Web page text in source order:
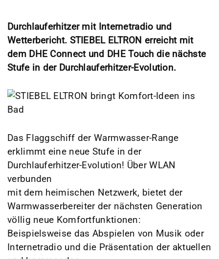
Durchlauferhitzer mit Internetradio und
Wetterbericht. STIEBEL ELTRON erreicht mit
dem DHE Connect und DHE Touch die nächste
Stufe in der Durchlauferhitzer-Evolution.
Das Flaggschiff der Warmwasser-Range
erklimmt eine neue Stufe in der
Durchlauferhitzer-Evolution! Über WLAN
verbunden
mit dem heimischen Netzwerk, bietet der
Warmwasserbereiter der nächsten Generation
völlig neue Komfortfunktionen:
Beispielsweise das Abspielen von Musik oder
Internetradio und die Präsentation der aktuellen